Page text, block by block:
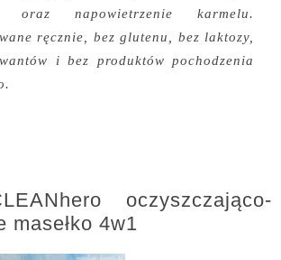
oraz napowietrzenie karmelu.
ręcznie, bez glutenu, bez laktozy,
i bez produktów pochodzenia
oczyszczająco-
masełko 4w1